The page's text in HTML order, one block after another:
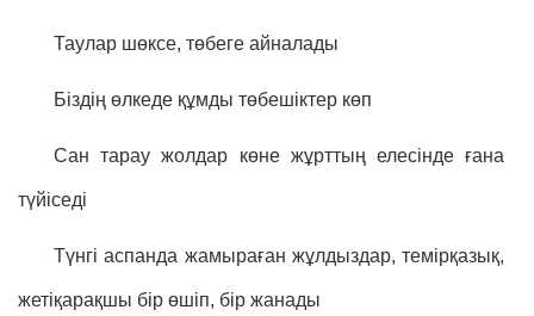
Таулар шөксе, төбеге айналады
Біздің өлкеде құмды төбешіктер көп
Сан тарау жолдар көне жұрттың елесінде ғана
түйіседі
Түнгі аспанда жамыраған жұлдыздар, темірқазық,
жетіқарақшы бір өшіп, бір жанады